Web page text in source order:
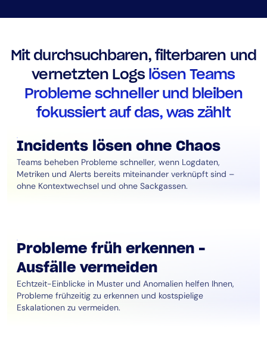
Mit durchsuchbaren, filterbaren und
vernetzten Logs lösen Teams
Probleme schneller und bleiben
fokussiert auf das, was zählt
Incidents lösen ohne Chaos
Teams beheben Probleme schneller, wenn Logdaten,
Metriken und Alerts bereits miteinander verknüpft sind –
ohne Kontextwechsel und ohne Sackgassen.
Probleme früh erkennen –
Ausfälle vermeiden
Echtzeit-Einblicke in Muster und Anomalien helfen Ihnen,
Probleme frühzeitig zu erkennen und kostspielige
Eskalationen zu vermeiden.
CIO
CloudOps
AIOps